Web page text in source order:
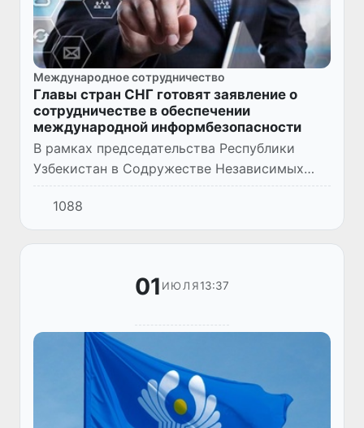
Международное сотрудничество
Главы стран СНГ готовят заявление о
сотрудничестве в обеспечении
международной информбезопасности
В рамках председательства Республики
Узбекистан в Содружестве Независимых
Государств эксперты государств –
участников СНГ в формате
видеоконференцсвязи обсудили проект
1088
01 ИЮЛЯ13:37